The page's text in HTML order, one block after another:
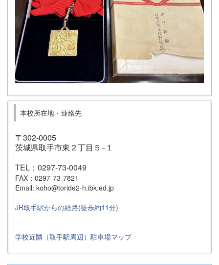
本校所在地・連絡先
〒302-0005
茨城県取手市東２丁目５−１
TEL：0297-73-0049
FAX：0297-73-7821
Email: koho@toride2-h.ibk.ed.jp
JR取手駅からの経路(徒歩約11分)
学校近隣（取手駅周辺）駐車場マップ